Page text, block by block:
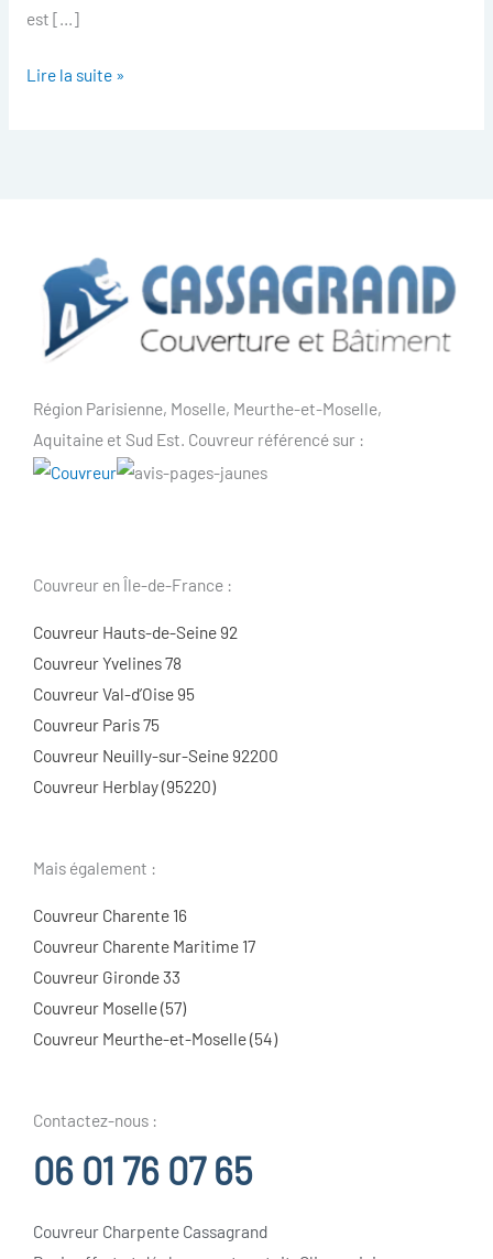
est […]
Lire la suite »
Région Parisienne, Moselle, Meurthe-et-Moselle,
Aquitaine et Sud Est. Couvreur référencé sur :
Couvreur en Île-de-France :
Couvreur Hauts-de-Seine 92
Couvreur Yvelines 78
Couvreur Val-d’Oise 95
Couvreur Paris 75
Couvreur Neuilly-sur-Seine 92200
Couvreur Herblay (95220)
Mais également :
Couvreur Charente 16
Couvreur Charente Maritime 17
Couvreur Gironde 33
Couvreur Moselle (57)
Couvreur Meurthe-et-Moselle (54)
Contactez-nous :
06 01 76 07 65
Couvreur Charpente Cassagrand